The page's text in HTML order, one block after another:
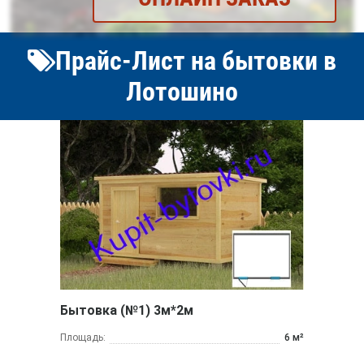
Прайс-Лист на бытовки в
Лотошино
Бытовка (№1) 3м*2м
Площадь:
6 м²